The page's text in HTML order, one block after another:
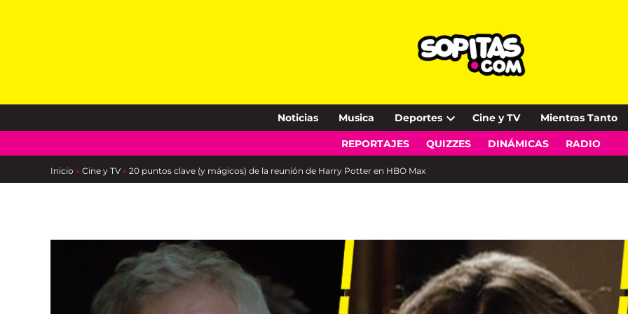
Noticias Musica Deportes
Open
dropdown
Cine y TV Mientras Tanto
REPORTAJES QUIZZES DINÁMICAS RADIO
Inicio » Cine y TV » 20 puntos clave (y mágicos) de la reunión de Harry Potter en HBO Max